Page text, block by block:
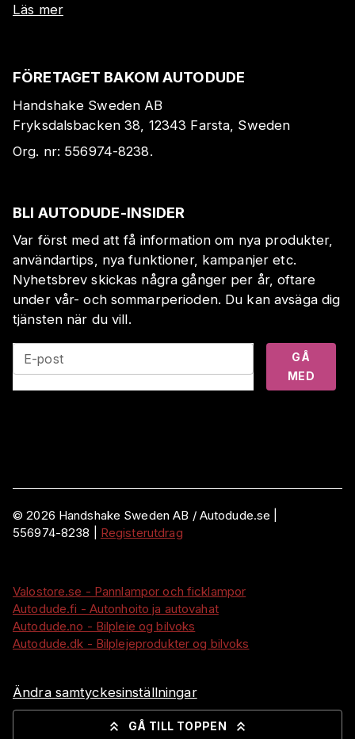
Läs mer
FÖRETAGET BAKOM AUTODUDE
Handshake Sweden AB
Fryksdalsbacken 38, 12343 Farsta, Sweden
Org. nr: 556974-8238.
BLI AUTODUDE-INSIDER
Var först med att få information om nya produkter,
användartips, nya funktioner, kampanjer etc.
Nyhetsbrev skickas några gånger per år, oftare
under vår- och sommarperioden. Du kan avsäga dig
tjänsten när du vill.
E-post
GÅ
MED
©2026 Handshake Sweden AB / Autodude.se |
556974-8238
Registerutdrag
Valostore.se - Pannlampor och ficklampor
Autodude.fi - Autonhoito ja autovahat
Autodude.no - Bilpleie og bilvoks
Autodude.dk - Bilplejeprodukter og bilvoks
Ändra samtyckesinställningar
GÅ TILL TOPPEN